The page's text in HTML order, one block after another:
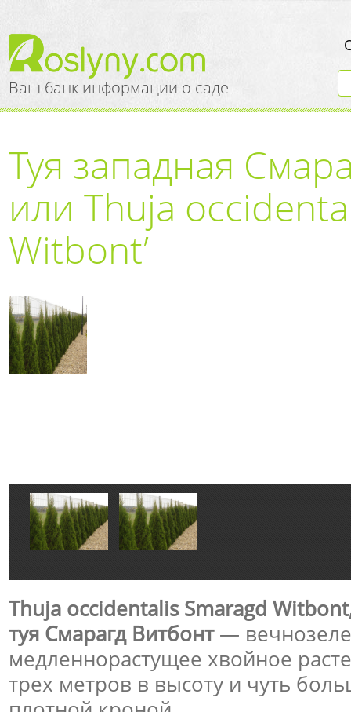
Ваш банк информации о саде
Туя западная
или Thuja
Witbont’
Thuja occidentalis Smaragd
туя Смарагд Витбонт—
медленнорастущее хвойное
трех метров в высоту и чуть